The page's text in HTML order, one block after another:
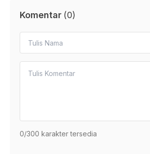
Komentar (0)
0/300 karakter tersedia